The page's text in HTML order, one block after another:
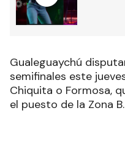
Gualeguaychú
semifinales este
Chiquita o Formosa,
el puesto de la Zona B.